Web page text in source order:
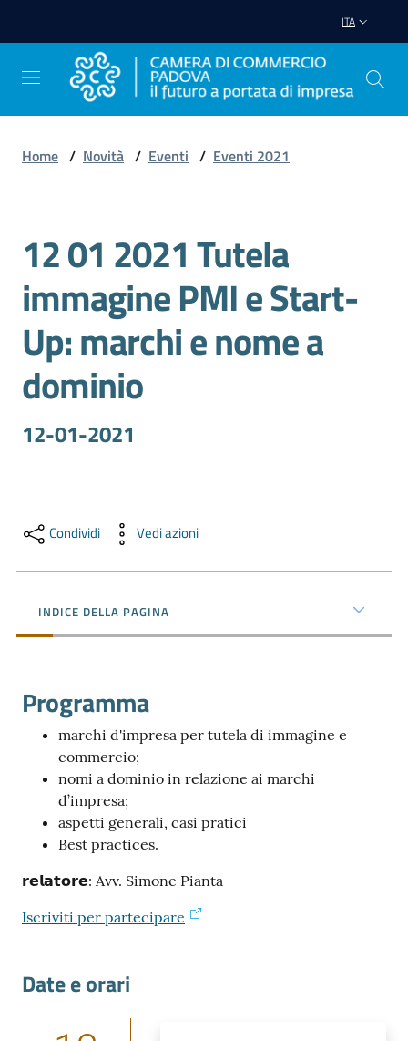
ITA
Gestire
Impresa
Promuovere
Impresa
territorio
Impresa
Consumatore
Camera
zione
on line
Home / Novità / Eventi / Eventi 2021
Salta al contenuto
12 01 2021 Tutela
immagine PMI e Start-
Up: marchi e nome a
dominio
12-01-2021
Condividi Vedi azioni
INDICE DELLA PAGINA
Programma
marchi d'impresa per tutela di immagine e
commercio;
nomi a dominio in relazione ai marchi
d’impresa;
aspetti generali, casi pratici
Best practices.
𝗿𝗲𝗹𝗮𝘁𝗼𝗿𝗲: Avv. Simone Pianta
Iscriviti per partecipare
Date e orari